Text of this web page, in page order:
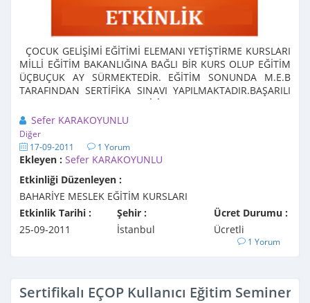
ÇOCUK GELİŞİMİ EĞİTİMİ ELEMANI YETİŞTİRME KURSLARI
MİLLİ EĞİTİM BAKANLIĞINA BAĞLI BİR KURS OLUP EĞİTİM
ÜÇBUÇUK AY SÜRMEKTEDİR. EĞİTİM SONUNDA M.E.B
TARAFINDAN SERTİFİKA SINAVI YAPILMAKTADIR.BAŞARILI
OLANLAR MEB ONAYLI SERTİFİKA ...
Sefer KARAKOYUNLU
Diğer
17-09-2011 1 Yorum
Ekleyen : Sefer KARAKOYUNLU
Etkinliği Düzenleyen :
BAHARİYE MESLEK EĞİTİM KURSLARI
Etkinlik Tarihi :
25-09-2011
Şehir :
İstanbul
Ücret Durumu :
Ücretli
1 Yorum
Sertifikalı EÇOP Kullanıcı Eğitim